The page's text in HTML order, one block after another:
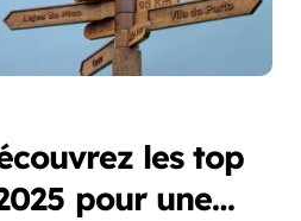
les top
pour une